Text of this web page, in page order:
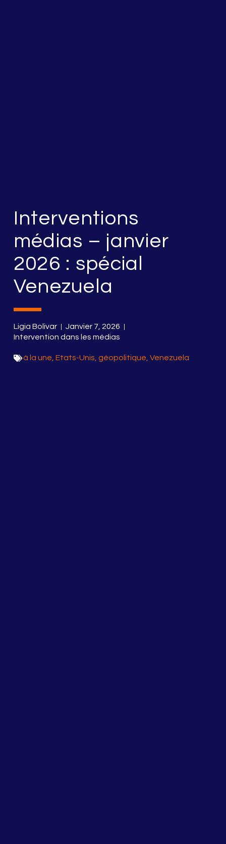
Interventions
médias – janvier
2026 : spécial
Venezuela
Ligia Bolivar
Janvier 7, 2026
Intervention dans les médias
à la une, Etats-Unis, géopolitique, Venezuela